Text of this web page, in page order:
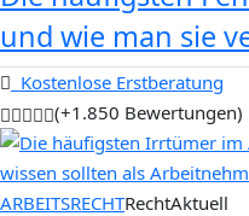
und wie man sie
Kostenlose Erstberatung
(+1.850 Bewertungen)
ARBEITSRECHTRechtAktuell